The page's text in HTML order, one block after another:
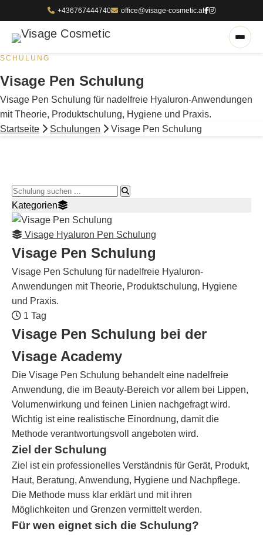
+436767444740 office@visage-cosmetic.at
SCHULUNG
Visage Pen Schulung
Visage Pen Schulung für nadelfreie Hyaluron-Anwendungen
mit Theorie, Produktschulung, Hygiene und Praxis.
Startseite
Schulungen Visage Pen Schulung
Schulung suchen
Kategorien
Visage Hyaluron Pen Schulung
Visage Pen Schulung
Visage Pen Schulung für nadelfreie Hyaluron-
Anwendungen mit Theorie, Produktschulung, Hygiene
und Praxis.
1 Tag
Visage Pen Schulung bei der
Visage Academy
Die Visage Pen Schulung behandelt eine nadelfreie
Anwendung, die im Beauty-Bereich vor allem bei Lippen,
Volumenwirkung und feinen Linien nachgefragt wird.
Wichtig ist eine realistische Einordnung, damit die
Methode verantwortungsvoll angeboten wird.
Ziel der Schulung
Ziel ist ein professionelles Verständnis für Gerät, Produkt,
Haut, Beratung, Anwendung, Hygiene und Nachpflege.
Die Methode muss klar erklärt und mit ihren
Möglichkeiten und Grenzen vermittelt werden.
Für wen eignet sich die Schulung?